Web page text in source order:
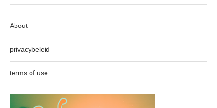
About
privacybeleid
terms of use